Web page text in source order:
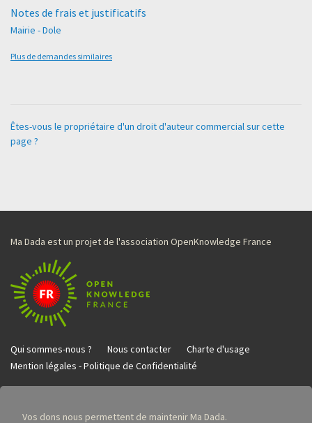
Notes de frais et justificatifs
Mairie - Dole
Plus de demandes similaires
Êtes-vous le propriétaire d'un droit d'auteur commercial sur cette
page ?
Ma Dada est un projet de l'association OpenKnowledge France
Qui sommes-nous ? Nous contacter
Charte d'usage
Mention légales - Politique de Confidentialité
Vos dons nous permettent de maintenir Ma Dada.